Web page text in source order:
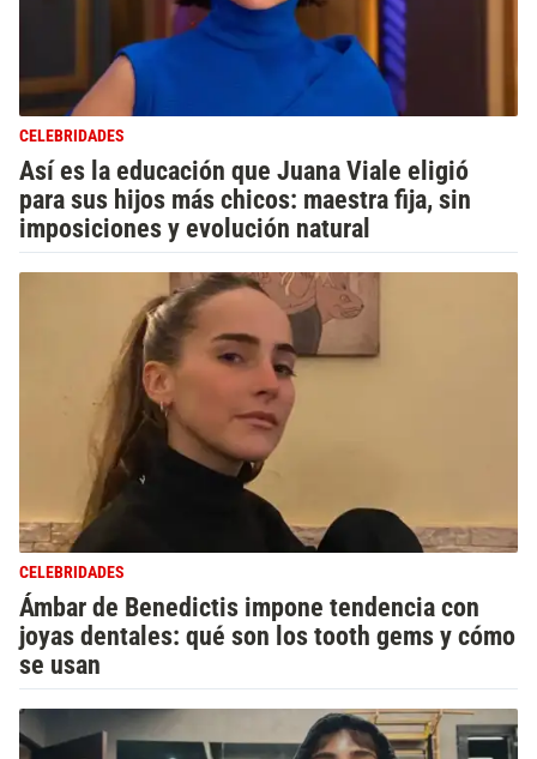
CELEBRIDADES
Así es la educación que Juana Viale eligió
para sus hijos más chicos: maestra fija, sin
imposiciones y evolución natural
CELEBRIDADES
Ámbar de Benedictis impone tendencia con
joyas dentales: qué son los tooth gems y cómo
se usan